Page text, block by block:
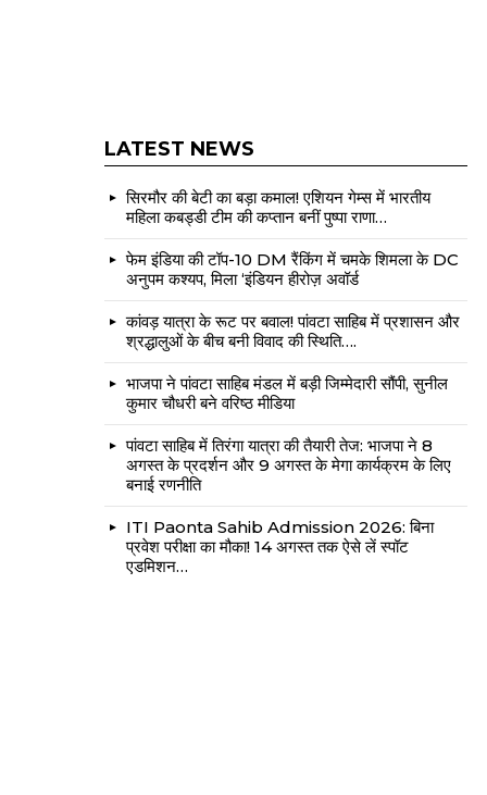
LATEST NEWS
सिरमौर की बेटी का बड़ा कमाल! एशियन गेम्स में भारतीय
महिला कबड्डी टीम की कप्तान बनीं पुष्पा राणा…
फेम इंडिया की टॉप-10 DM रैंकिंग में चमके शिमला के DC
अनुपम कश्यप, मिला ‘इंडियन हीरोज़ अवॉर्ड
कांवड़ यात्रा के रूट पर बवाल! पांवटा साहिब में प्रशासन और
श्रद्धालुओं के बीच बनी विवाद की स्थिति….
भाजपा ने पांवटा साहिब मंडल में बड़ी जिम्मेदारी सौंपी, सुनील
कुमार चौधरी बने वरिष्ठ मीडिया
पांवटा साहिब में तिरंगा यात्रा की तैयारी तेज: भाजपा ने 8
अगस्त के प्रदर्शन और 9 अगस्त के मेगा कार्यक्रम के लिए
बनाई रणनीति
ITI Paonta Sahib Admission 2026: बिना
प्रवेश परीक्षा का मौका! 14 अगस्त तक ऐसे लें स्पॉट
एडमिशन…